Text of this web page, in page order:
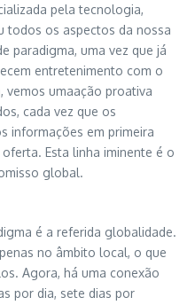
pela tecnologia,
todos os aspectos da nossa
paradigma, uma vez que já
entretenimento com o
vemos umaação proativa
cada vez que os
informações em primeira
Esta linha iminente é o
global.
é a referida globalidade.
no âmbito local, o que
Agora, há uma conexão
por dia, sete dias por